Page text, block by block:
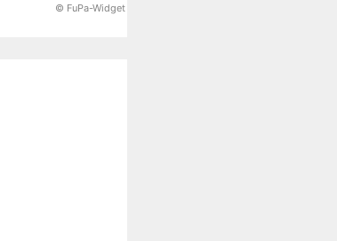
© FuPa-Widget